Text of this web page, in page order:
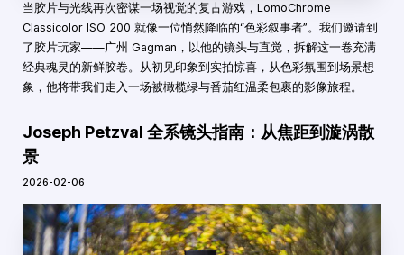
当胶片与光线再次密谋一场视觉的复古游戏，LomoChrome
Classicolor ISO 200 就像一位悄然降临的“色彩叙事者”。我们邀请到
了胶片玩家——广州 Gagman，以他的镜头与直觉，拆解这一卷充满
经典魂灵的新鲜胶卷。从初见印象到实拍惊喜，从色彩氛围到场景想
象，他将带我们走入一场被橄榄绿与番茄红温柔包裹的影像旅程。
Joseph Petzval 全系镜头指南：从焦距到漩涡散
景
2026-02-06